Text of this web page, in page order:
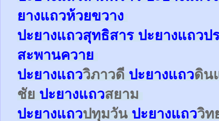
ยางแถวห้วยขวาง
ปะยางแถวสุทธิสาร ปะยางแถวป
สะพานควาย
ปะยางแถววิภาวดี ปะยางแถวดิน
ชัย ปะยางแถวสยาม
ปะยางแถวปทุมวัน ปะยางแถววิ